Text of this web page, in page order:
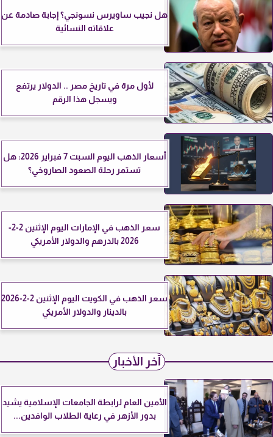
هل نجيب ساويرس نسونجي؟ إجابة صادمة عن
علاقاته النسائية
لأول مرة في تاريخ مصر .. الدولار يرتفع
ويسجل هذا الرقم
أسعار الذهب اليوم السبت 7 فبراير 2026: هل
تستمر رحلة الصعود الصاروخي؟
سعر الذهب في الإمارات اليوم الإثنين 2-2-
2026 بالدرهم والدولار الأمريكي
سعر الذهب في الكويت اليوم الإثنين 2-2-2026
بالدينار والدولار الأمريكي
آخر الأخبار
الأمين العام لرابطة الجامعات الإسلامية يشيد
بدور الأزهر في رعاية الطلاب الوافدين...